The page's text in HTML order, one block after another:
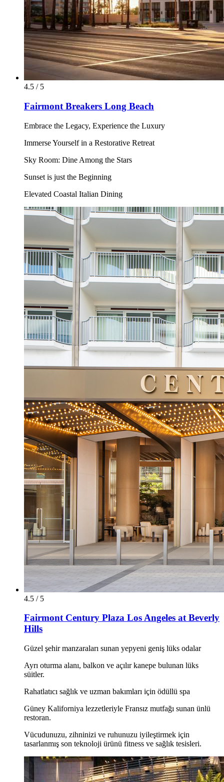
4.5 / 5
Fairmont Breakers Long Beach
Embrace the Legacy, Experience the Luxury
Immerse Yourself in a Restorative Retreat
Sky Room: Dine Among the Stars
Sunset is just the Beginning
Elevated Coastal Italian Dining
4.5 / 5
Fairmont Century Plaza Los Angeles at Beverly
Hills
Güzel şehir manzaraları sunan yepyeni geniş lüks odalar
Ayrı oturma alanı, balkon ve açılır kanepe bulunan lüks
süitler.
Rahatlatıcı sağlık ve uzman bakımları için ödüllü spa
Güney Kaliforniya lezzetleriyle Fransız mutfağı sunan ünlü
restoran.
Vücudunuzu, zihninizi ve ruhunuzu iyileştirmek için
tasarlanmış son teknoloji ürünü fitness ve sağlık tesisleri.